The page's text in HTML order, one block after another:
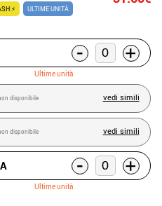
⚡ ULTIME UNITÀ
- +
Ultime unità
disponibile vedi simili
disponibile vedi simili
- +
Ultime unità